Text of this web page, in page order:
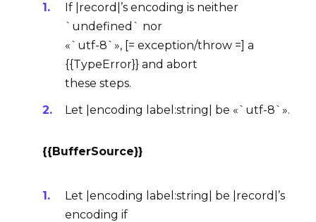
If |record|’s encoding is neither
`undefined` nor
«`utf-8`», [= exception/throw =] a
{{TypeError}} and abort
these steps.
Let |encoding label:string| be «`utf-8`».
{{BufferSource}}
Let |encoding label:string| be |record|’s
encoding if